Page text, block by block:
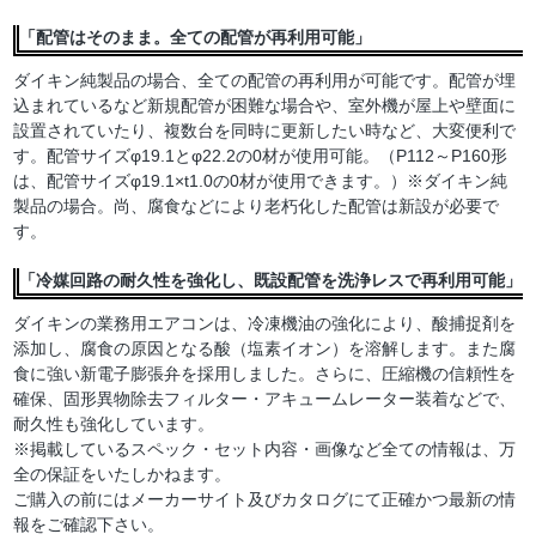
「配管はそのまま。全ての配管が再利用可能」
ダイキン純製品の場合、全ての配管の再利用が可能です。配管が埋
込まれているなど新規配管が困難な場合や、室外機が屋上や壁面に
設置されていたり、複数台を同時に更新したい時など、大変便利で
す。配管サイズφ19.1とφ22.2の0材が使用可能。（P112～P160形
は、配管サイズφ19.1×t1.0の0材が使用できます。）※ダイキン純
製品の場合。尚、腐食などにより老朽化した配管は新設が必要で
す。
「冷媒回路の耐久性を強化し、既設配管を洗浄レスで再利用可能」
ダイキンの業務用エアコンは、冷凍機油の強化により、酸捕捉剤を
添加し、腐食の原因となる酸（塩素イオン）を溶解します。また腐
食に強い新電子膨張弁を採用しました。さらに、圧縮機の信頼性を
確保、固形異物除去フィルター・アキュームレーター装着などで、
耐久性も強化しています。
※掲載しているスペック・セット内容・画像など全ての情報は、万
全の保証をいたしかねます。
ご購入の前にはメーカーサイト及びカタログにて正確かつ最新の情
報をご確認下さい。